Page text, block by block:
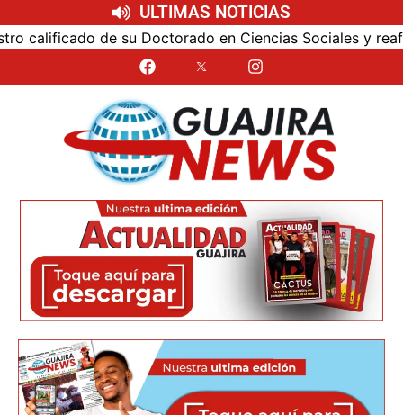
ULTIMAS NOTICIAS
de su Doctorado en Ciencias Sociales y reafirmó